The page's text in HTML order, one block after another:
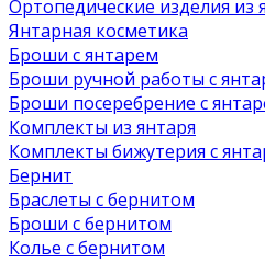
Ортопедические изделия из
Янтарная косметика
Броши с янтарем
Броши ручной работы с
Броши посеребрение с
Комплекты из янтаря
Комплекты бижутерия с
Бернит
Браслеты с бернитом
Броши с бернитом
Колье с бернитом